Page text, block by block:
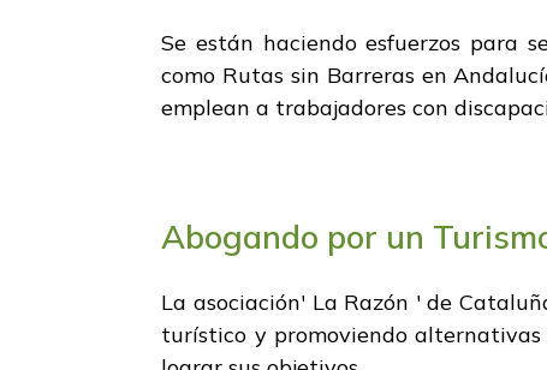
Se están haciendo esfuerzos para
como Rutas sin Barreras en
emplean a trabajadores con
Abogando por un
La asociación' La Razón ' de
turístico y promoviendo alternativas